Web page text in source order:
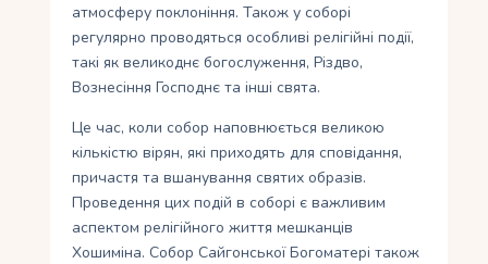
атмосферу поклоніння. Також у соборі
регулярно проводяться особливі релігійні події,
такі як великоднє богослуження, Різдво,
Вознесіння Господнє та інші свята.
Це час, коли собор наповнюється великою
кількістю вірян, які приходять для сповідання,
причастя та вшанування святих образів.
Проведення цих подій в соборі є важливим
аспектом релігійного життя мешканців
Хошиміна. Собор Сайгонської Богоматері також